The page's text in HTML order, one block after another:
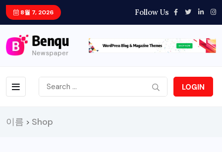
8월 7, 2026 Follow Us
LOGIN
이름 > Shop